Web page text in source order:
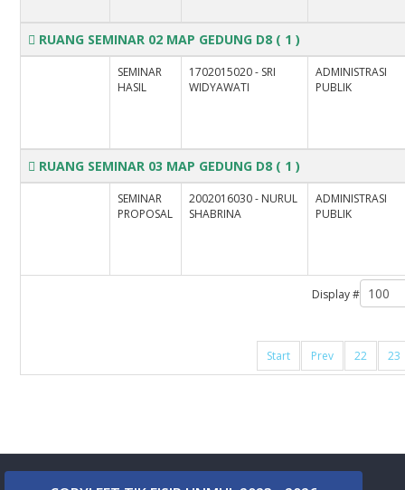
Display #
Start Prev 22 23
RUANG SEMINAR 02 MAP GEDUNG D8 ( 1 )
SEMINAR
HASIL
1702015020 - SRI
WIDYAWATI
ADMINISTRASI
PUBLIK
RUANG SEMINAR 03 MAP GEDUNG D8 ( 1 )
SEMINAR
PROPOSAL
2002016030 - NURUL
SHABRINA
ADMINISTRASI
PUBLIK